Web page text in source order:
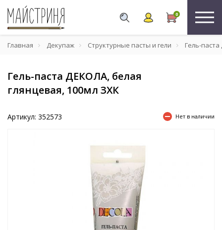
0
Главная Декупаж Структурные пасты и гели Гель-
Гель-паста ДЕКОЛА, белая
глянцевая, 100мл ЗХК
Артикул: 352573 Нет в наличии